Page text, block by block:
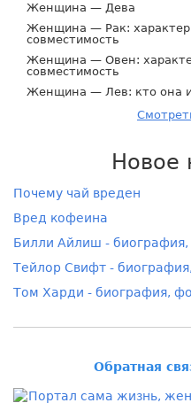
Женщина — Дева
Женщина — Рак:
совместимость
Женщина — Овен:
совместимость
Женщина — Лев: кто она
Новое
Почему чай вреден
Вред кофеина
Билли Айлиш -
Тейлор Свифт -
Том Харди - биография,
Обратная